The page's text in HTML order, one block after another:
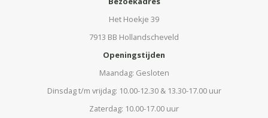
Het Hoekje 39
7913 BB Hollandscheveld
Openingstijden
Maandag: Gesloten
Dinsdag t/m vrijdag: 10.00-12.30 & 13.30-17.00 uur
Zaterdag: 10.00-17.00 uur